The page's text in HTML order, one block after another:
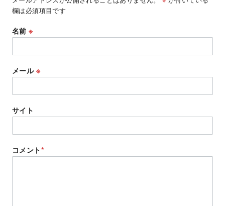
欄は必須項目です
名前※
メール ※
サイト
コメント*